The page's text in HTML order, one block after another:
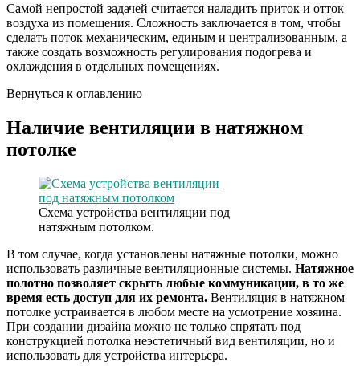
Самой непростой задачей считается наладить приток и отток
воздуха из помещения. Сложность заключается в том, чтобы
сделать поток механическим, единым и централизованным, а
также создать возможность регулирования подогрева и
охлаждения в отдельных помещениях.
Вернуться к оглавлению
Наличие вентиляции в натяжном
потолке
Схема устройства вентиляции под
натяжным потолком.
В том случае, когда установлены натяжные потолки, можно
использовать различные вентиляционные системы. Натяжное
полотно позволяет скрыть любые коммуникации, в то же
время есть доступ для их ремонта. Вентиляция в натяжном
потолке устраивается в любом месте на усмотрение хозяина.
При создании дизайна можно не только спрятать под
конструкцией потолка неэстетичный вид вентиляции, но и
использовать для устройства интерьера.